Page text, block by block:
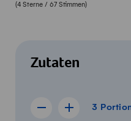
(4 Sterne / 67 Stimmen)
Zutaten
3 Portionen
Rezept für 2
Rezept für 4
3